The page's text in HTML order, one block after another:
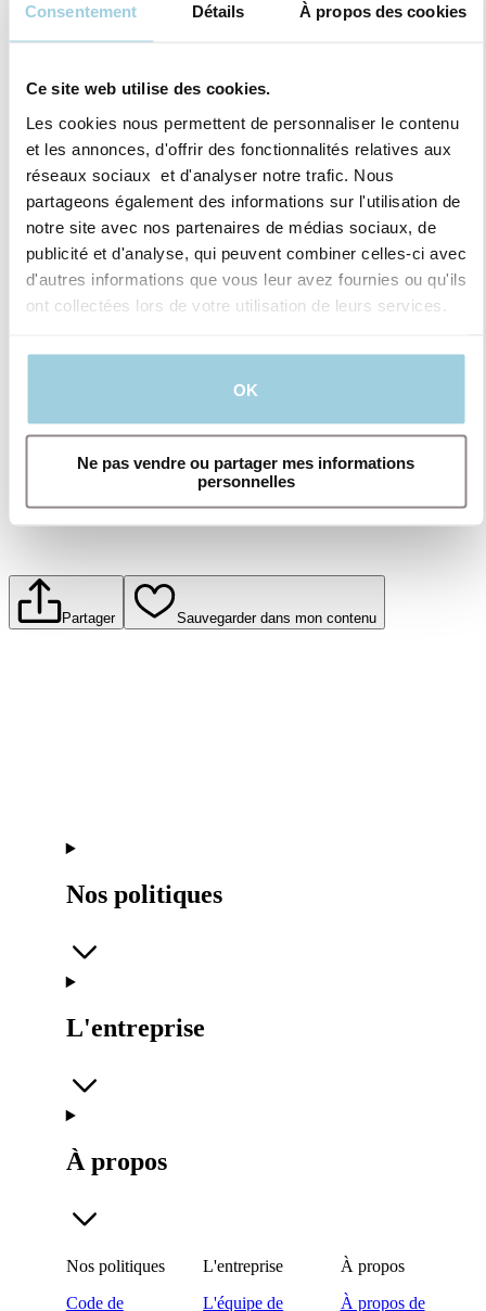
Consentement Détails À propos des cookies
Ce site web utilise des cookies.
Les cookies nous permettent de personnaliser le contenu
et les annonces, d'offrir des fonctionnalités relatives aux
réseaux sociaux et d'analyser notre trafic. Nous
partageons également des informations sur l'utilisation de
notre site avec nos partenaires de médias sociaux, de
publicité et d'analyse, qui peuvent combiner celles-ci avec
d'autres informations que vous leur avez fournies ou qu'ils
ont collectées lors de votre utilisation de leurs services.
OK
Ne pas vendre ou partager mes informations
personnelles
J’accepte qu’Atos Medical traite mes données
personnelles dans le but de recevoir du
contenu marketing, des offres, invitations aux
produits et services offerts par Atos Medical.
Partager Sauvegarder dans mon contenu
Nos politiques
L'entreprise
À propos
Nos politiques
Code de
L'entreprise
L'équipe de
À propos
À propos de